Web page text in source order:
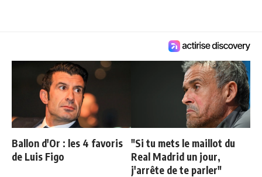
Ballon d'Or : les 4 favoris
de Luis Figo
"Si tu mets le maillot du
Real Madrid un jour,
j'arrête de te parler"